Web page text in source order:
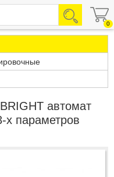
0
автомат
х параметров